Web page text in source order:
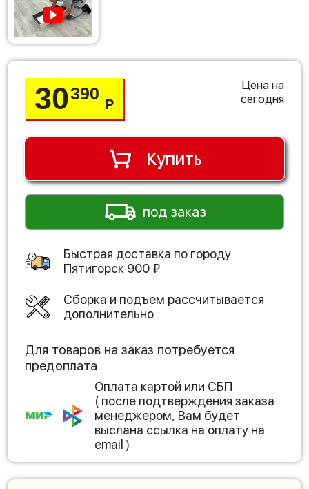
30390
Р
Цена на
сегодня
Купить
под заказ
Быстрая доставка по городу
Пятигорск 900 ₽
Сборка и подъем рассчитывается
дополнительно
Для товаров на заказ потребуется
предоплата
Оплата картой или СБП
( после подтверждения заказа
менеджером, Вам будет
выслана ссылка на оплату на
email )